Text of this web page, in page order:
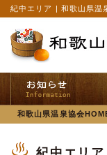
紀中エリア | 和歌山県温
和歌山県温泉協会